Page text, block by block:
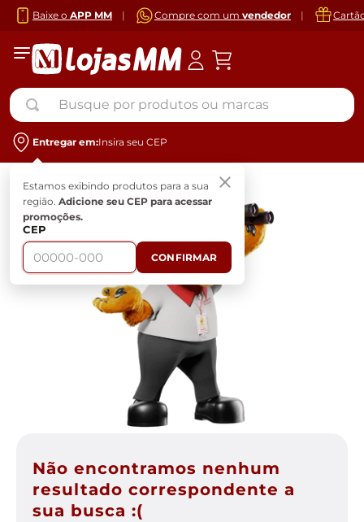
Baixe o APP MM | Compre com um vendedor |
Busque por produtos ou marcas
Entregar em:Insira seu CEP
Estamos exibindo produtos para a sua
região. Adicione seu CEP para acessar
promoções.
CEP
CONFIRMAR
Não encontramos nenhum
resultado correspondente a
sua busca :(